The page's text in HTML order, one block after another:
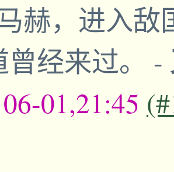
赫，进入
经来过。 -
06-01,21:45